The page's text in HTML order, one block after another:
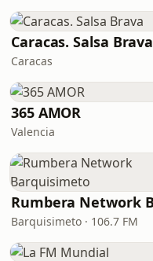
Caracas. Salsa Brava
Caracas
365 AMOR
Valencia
Barquisimeto · 106.7 FM